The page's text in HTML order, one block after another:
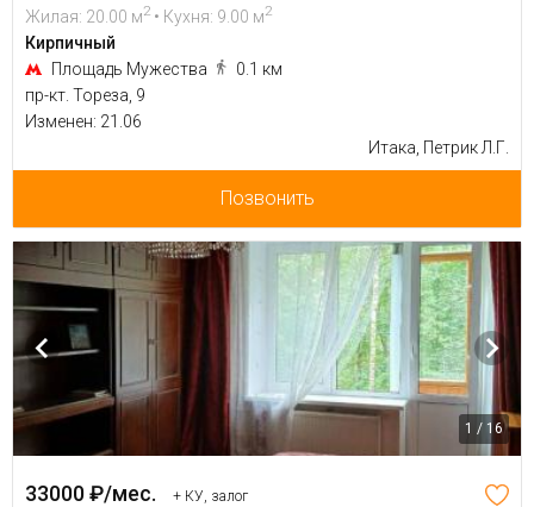
Жилая: 20.00 м2 • Кухня: 9.00 м2
Кирпичный
Площадь Мужества
0.1 км
пр-кт. Тореза, 9
Изменен: 21.06
Итака, Петрик Л.Г.
Позвонить
1 / 16
33000 ₽/мес. + КУ, залог